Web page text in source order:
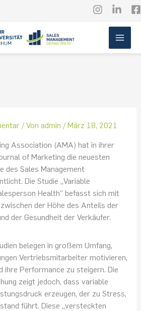
/ Von admin / März 18, 2021
Association (AMA) hat in ihrer
of Marketing die neuesten
des Sales Management
Die Studie „Variable
Health” befasst sich mit
der Höhe des Anteils der
der Gesundheit der Verkäufer.
belegen in großem Umfang,
Vertriebsmitarbeiter motivieren,
ihre Performance zu steigern. Die
zeigt jedoch, dass variable
erzeugen, der zu Stress,
führt. Diese „versteckten